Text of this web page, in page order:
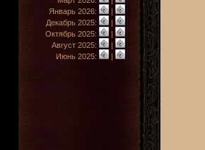
Январь 2026:
|
Декабрь 2025:
|
Октябрь 2025:
|
Август 2025:
|
Июнь 2025:
|